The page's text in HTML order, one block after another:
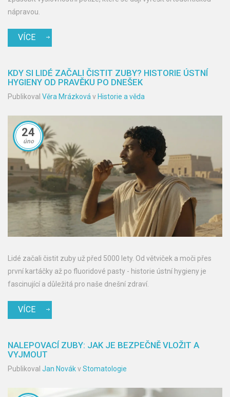
nápravou.
VÍCE
KDY SI LIDÉ ZAČALI ČISTIT ZUBY? HISTORIE ÚSTNÍ
HYGIENY OD PRAVĚKU PO DNEŠEK
Publikoval Věra Mrázkováv Historie a věda
24
úno
Lidé začali čistit zuby už před 5000 lety. Od větviček a moči přes
první kartáčky až po fluoridové pasty - historie ústní hygieny je
fascinující a důležitá pro naše dnešní zdraví.
VÍCE
NALEPOVACÍ ZUBY: JAK JE BEZPEČNĚ VLOŽIT A
VYJMOUT
Publikoval Jan NovákvStomatologie